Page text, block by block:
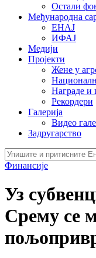
Остали
Међународна
ЕНАЈ
ИФАЈ
Медији
Пројекти
Жене у
Награде и
Рекордери
Галерија
Видео
Задругарство
Финансије
Уз
Срему се